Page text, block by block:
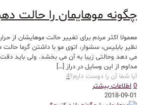
چگونه موهایمان را حالت
معمولا اکثر مردم برای تغییر حالت موهایشان از
نظیر بابلیس، سشوار، اتوی مو با داشتن گرما
می دهد وحالتی زیبا به آن می بخشد. ولی باید دقت
مداوم از این وسایل در دراز […]
آیا شما آن را دوست دارم؟4
0 اطلاعات بیشتر
2018-09-01